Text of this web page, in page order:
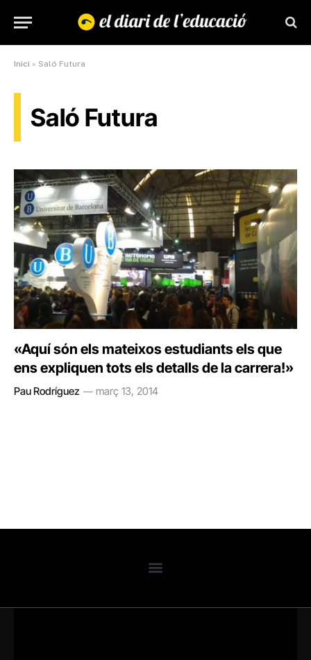
Inici » Saló Futura
Saló Futura
«Aquí són els mateixos estudiants els que
ens expliquen tots els detalls de la carrera!»
Pau Rodríguez març 13, 2014